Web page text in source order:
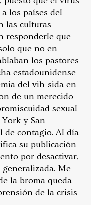
los países del
las culturas
responderle que
que no en
los pastores
estadounidense
del vih-sida en
de un merecido
sexual
y San
de contagio. Al día
su publicación
por desactivar,
Me
la broma queda
de la crisis